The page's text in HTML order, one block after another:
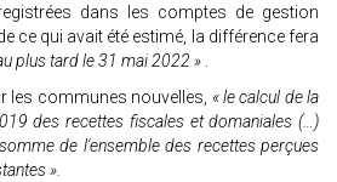
dans les comptes de gestion
ce qui avait été estimé, la différence fera
plus tard le 31 mai 2022 » .
les communes nouvelles, « le calcul de la
des recettes fiscales et domaniales (…)
de l'ensemble des recettes perçues
».